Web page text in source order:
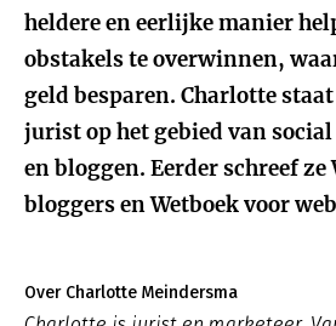
heldere en eerlijke manier
obstakels te overwinnen,
geld besparen. Charlotte
jurist op het gebied van
en bloggen. Eerder schreef ze
bloggers en Wetboek voor
Over Charlotte Meindersma